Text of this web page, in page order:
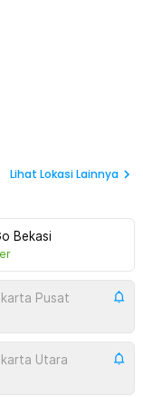
Lihat Lokasi Lainnya
Bekasi
Pusat
Utara